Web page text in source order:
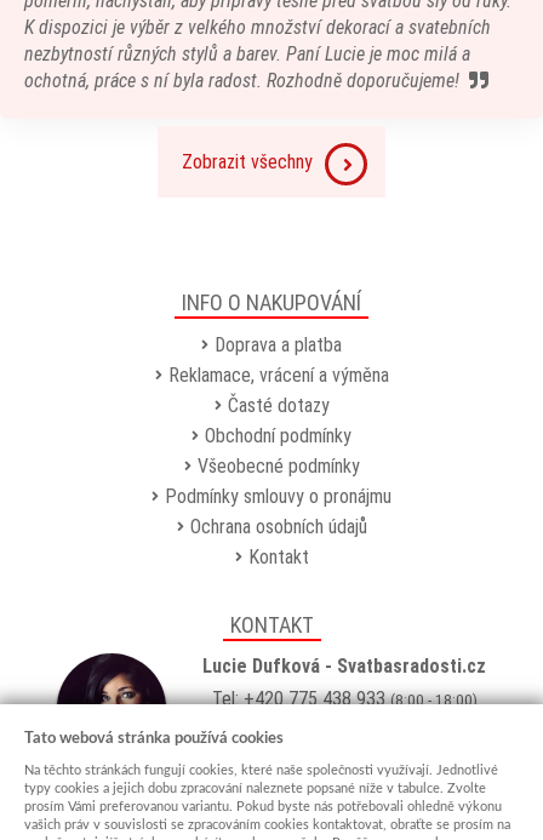
K dispozici je výběr z velkého množství dekorací a svatebních
nezbytností různých stylů a barev. Paní Lucie je moc milá a
ochotná, práce s ní byla radost. Rozhodně doporučujeme!
Zobrazit všechny
INFO O NAKUPOVÁNÍ
Doprava a platba
Reklamace, vrácení a výměna
Časté dotazy
Obchodní podmínky
Všeobecné podmínky
Podmínky smlouvy o pronájmu
Ochrana osobních údajů
Kontakt
KONTAKT
Lucie Dufková - Svatbasradosti.cz
Tel: +420 775 438 933(8:00 - 18:00)
Email:
Showroom
Jungmannova 627, Kyjov 69701
Tato webová stránka používá cookies
Na těchto stránkách fungují cookies, které naše společnosti využívají. Jednotlivé
typy cookies a jejich dobu zpracování naleznete popsané níže v tabulce. Zvolte
prosím Vámi preferovanou variantu. Pokud byste nás potřebovali ohledně výkonu
vašich práv v souvislosti se zpracováním cookies kontaktovat, obraťte se prosím na